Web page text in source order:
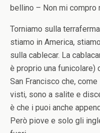
bellino – Non mi compro
Torniamo sulla
stiamo in America,
sulla cablecar. La
è proprio una funicolare)
San Francisco che,
visti, sono a salite e
è che i puoi anche
Però piove e solo gli